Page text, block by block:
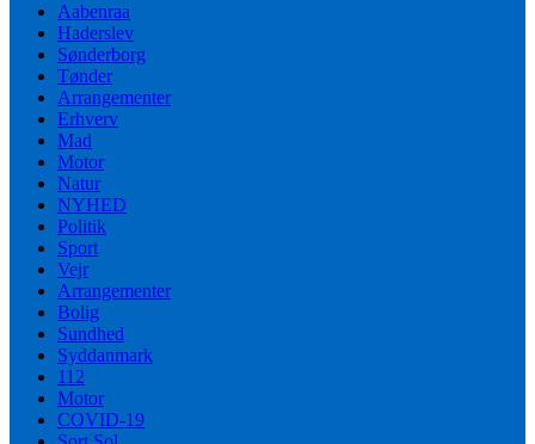
Aabenraa
Haderslev
Sønderborg
Tønder
Arrangementer
Erhverv
Mad
Motor
Natur
NYHED
Politik
Sport
Vejr
Arrangementer
Bolig
Sundhed
Syddanmark
112
Motor
COVID-19